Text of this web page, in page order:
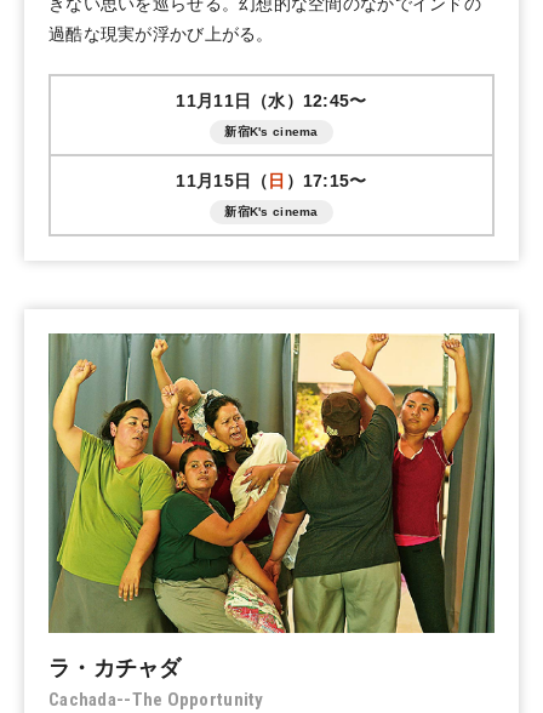
きない思いを巡らせる。幻想的な空間のなかでインドの
過酷な現実が浮かび上がる。
11月11日（水）12:45〜
新宿K's cinema
11月15日（日 ）17:15〜
新宿K's cinema
ラ・カチャダ
Cachada--The Opportunity